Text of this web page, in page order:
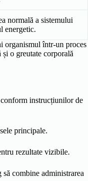
normală a sistemului
energetic.
organismul într-un proces
o greutate corporală
conform instrucțiunilor de
principale.
rezultate vizibile.
combine administrarea